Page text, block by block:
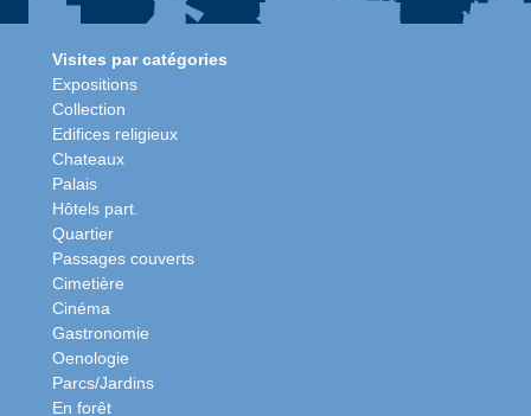
Visites par catégories
Expositions
Collection
Edifices religieux
Chateaux
Palais
Hôtels part.
Quartier
Passages couverts
Cimetière
Cinéma
Gastronomie
Oenologie
Parcs/Jardins
En forêt